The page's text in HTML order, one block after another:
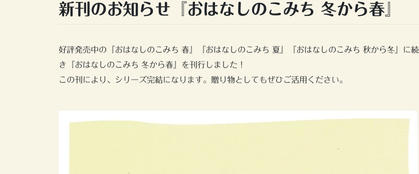
新刊のお知らせ『おはなしのこみち 冬から春』
好評発売中の『おはなしのこみち 春』『おはなしのこみち 夏』『おはなしのこみち 秋から冬』に続
き『おはなしのこみち 冬から春』を刊行しました！
この刊により、シリーズ完結になります。贈り物としてもぜひご活用ください。